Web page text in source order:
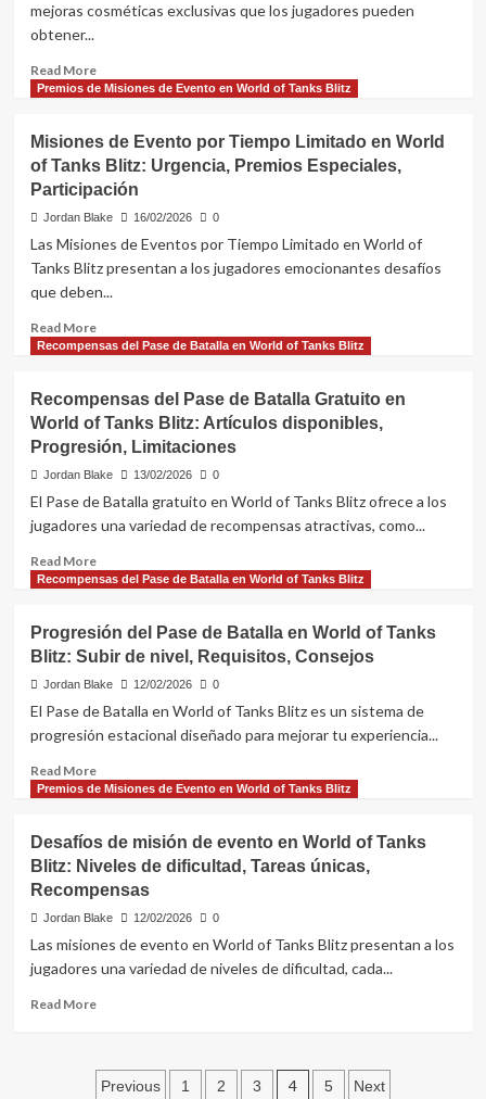
World
Blitz:
Artículos
Rareza,
Adquisición
mejoras cosméticas exclusivas que los jugadores pueden
obtener...
Read MoreRead
more
del
Pase
de
Batalla
World
of
Tanks
Opciones
de
Rareza,
Desbloqueo
Premios de Misiones de Evento en World of Tanks Blitz
Misiones de Evento por Tiempo Limitado en World
of Tanks Blitz: Urgencia, Premios Especiales,
Participación
Jordan Blake 16/02/2026 0
Las Misiones de Eventos por Tiempo Limitado en World of
Tanks Blitz presentan a los jugadores emocionantes desafíos
que deben...
Read MoreRead
more
de
Evento
por
Tiempo
en
World
Tanks
Blitz:
Premios
Especiales,
Recompensas del Pase de Batalla en World of Tanks Blitz
Recompensas del Pase de Batalla Gratuito en
World of Tanks Blitz: Artículos disponibles,
Progresión, Limitaciones
Jordan Blake 13/02/2026 0
El Pase de Batalla gratuito en World of Tanks Blitz ofrece a los
jugadores una variedad de recompensas atractivas, como...
Read MoreRead
more
del
Pase
de
Batalla
en
of
Artículos
disponibles,
Progresión,
Recompensas del Pase de Batalla en World of Tanks Blitz
Progresión del Pase de Batalla en World of Tanks
Blitz: Subir de nivel, Requisitos, Consejos
Jordan Blake 12/02/2026 0
El Pase de Batalla en World of Tanks Blitz es un sistema de
progresión estacional diseñado para mejorar tu experiencia...
Read MoreRead
more
del
Pase
de
Batalla
World
of
nivel,
Premios de Misiones de Evento en World of Tanks Blitz
Desafíos de misión de evento en World of Tanks
Blitz: Niveles de dificultad, Tareas únicas,
Recompensas
Jordan Blake 12/02/2026 0
Las misiones de evento en World of Tanks Blitz presentan a los
jugadores una variedad de niveles de dificultad, cada...
Read MoreRead
de
Posts
Previous 1 2 3 4 5 Next